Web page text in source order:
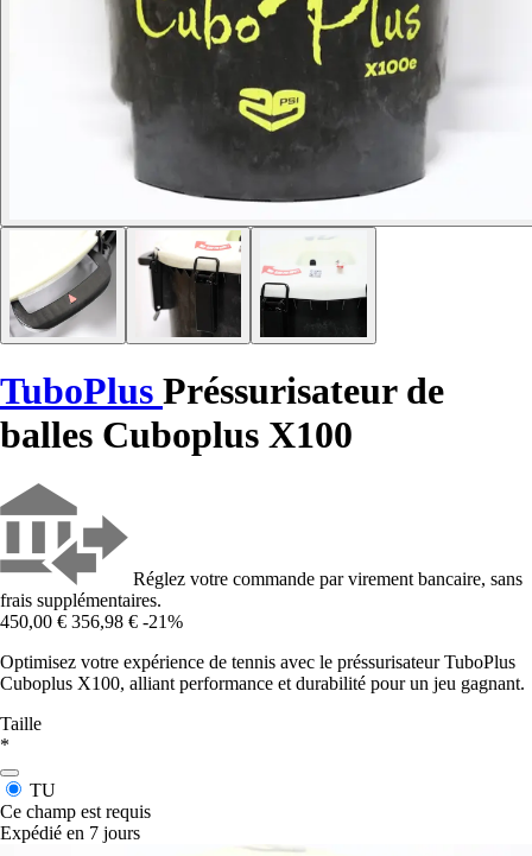
TuboPlus Préssurisateur de
balles Cuboplus X100
Réglez votre commande par virement bancaire, sans
frais supplémentaires.
450,00 € 356,98 € -21%
Optimisez votre expérience de tennis avec le préssurisateur TuboPlus
Cuboplus X100, alliant performance et durabilité pour un jeu gagnant.
Taille
*
TU
Ce champ est requis
Expédié en 7 jours